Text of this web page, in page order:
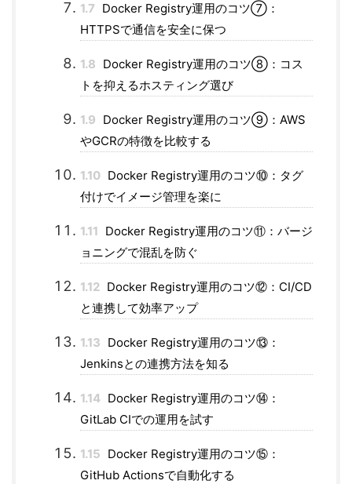
1.7 Docker Registry運用のコツ⑦：
HTTPSで通信を安全に保つ
1.8 Docker Registry運用のコツ⑧：コス
トを抑えるホスティング選び
1.9 Docker Registry運用のコツ⑨：AWS
やGCRの特徴を比較する
1.10 Docker Registry運用のコツ⑩：タグ
付けでイメージ管理を楽に
1.11 Docker Registry運用のコツ⑪：バージ
ョニングで混乱を防ぐ
1.12 Docker Registry運用のコツ⑫：CI/CD
と連携して効率アップ
1.13 Docker Registry運用のコツ⑬：
Jenkinsとの連携方法を知る
1.14 Docker Registry運用のコツ⑭：
GitLab CIでの運用を試す
1.15 Docker Registry運用のコツ⑮：
GitHub Actionsで自動化する